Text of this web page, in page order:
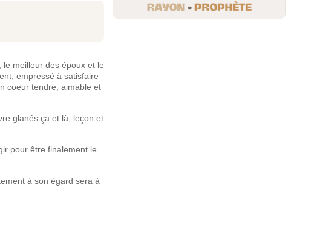
meilleur des époux et le
empressé à satisfaire
coeur tendre, aimable et
glanés ça et là, leçon et
pour être finalement le
à son égard sera à